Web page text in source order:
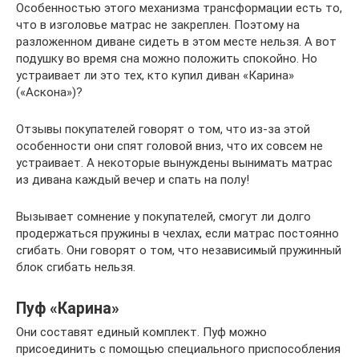
Особенностью этого механизма трансформации есть то,
что в изголовье матрас не закреплен. Поэтому на
разложенном диване сидеть в этом месте нельзя. А вот
подушку во время сна можно положить спокойно. Но
устраивает ли это тех, кто купил диван «Карина»
(«Аскона»)?
Отзывы покупателей говорят о том, что из-за этой
особенности они спят головой вниз, что их совсем не
устраивает. А некоторые вынуждены вынимать матрас
из дивана каждый вечер и спать на полу!
Вызывает сомнение у покупателей, смогут ли долго
продержаться пружины в чехлах, если матрас постоянно
сгибать. Они говорят о том, что независимый пружинный
блок сгибать нельзя.
Пуф «Карина»
Они составят единый комплект. Пуф можно
присоединить с помощью специального приспособления